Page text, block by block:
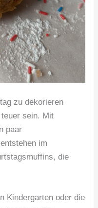
zu dekorieren
sein. Mit
paar
im
die
Kindergarten oder die